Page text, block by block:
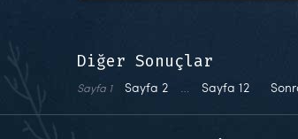
Diğer Sonuçlar
Sayfa 1 Sayfa 2 … Sayfa 12